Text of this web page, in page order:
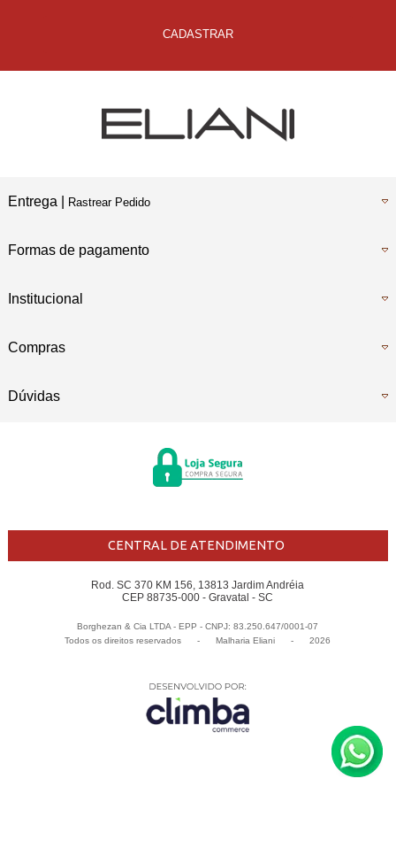
CADASTRAR
Entrega | Rastrear Pedido
Formas de pagamento
Institucional
Compras
Dúvidas
CENTRAL DE ATENDIMENTO
Rod. SC 370 KM 156, 13813 Jardim Andréia
CEP 88735-000 - Gravatal - SC
Borghezan & Cia LTDA - EPP - CNPJ: 83.250.647/0001-07
Todos os direitos reservados
- Malharia Eliani - 2026